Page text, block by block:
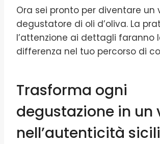
Ora sei pronto per diventare un
degustatore di oli d’oliva. La
l’attenzione ai dettagli faranno
differenza nel tuo percorso di
Trasforma ogni
degustazione in un
nell’autenticità